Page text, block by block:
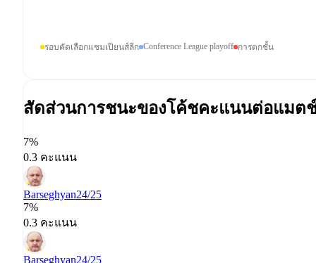
รอบคัดเลือกแชมเปียนส์ลีก Conference League playoff การตกชั้น
สัดส่วนการชนะของโค้ชคะแนนต่อแมต
7%
0.3 คะแนน
Barseghyan24/25
7%
0.3 คะแนน
Barseghyan24/25